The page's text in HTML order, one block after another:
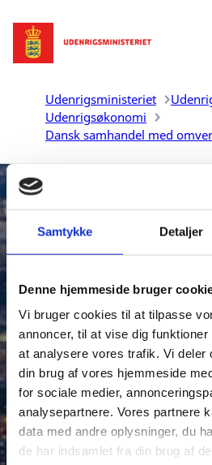
Samtykke Detaljer
Denne hjemmeside bruger
Vi bruger cookies til at tilpasse
annoncer, til at vise dig
at analysere vores trafik. Vi deler
din brug af vores hjemmeside
for sociale medier,
analysepartnere. Vores partnere
data med andre oplysninger, du
de har indsamlet fra din brug af
Gå til forsiden
Udenrigsministeriet
Udenrigsøkonomi
Dansk samhandel med
Danmarks
Udenrigsministeriet
over dansk samhandel med
eksportmarkeder.
billede af Danmarks eks –og
investeringer til
data fra Danmarks Statistik og